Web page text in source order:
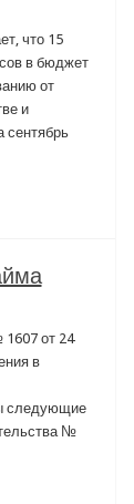
что 15
в бюджет
от
и
сентябрь
от 24
в
следующие
№